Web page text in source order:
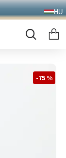
HU
-75 %